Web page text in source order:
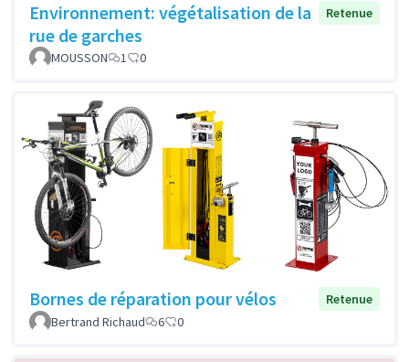
Environnement: végétalisation de la
rue de garches
Retenue
MOUSSON 1 0
Bornes de réparation pour vélos
Retenue
Bertrand Richaud
6 0